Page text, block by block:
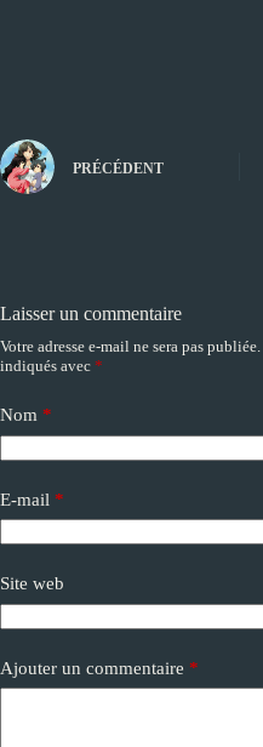
PRÉCÉDENT
Laisser un commentaire
Votre adresse e-mail ne sera pas publiée.
indiqués avec *
Nom *
E-mail *
Site web
Ajouter un commentaire *
A
l
e
r
n
t
i
v
: